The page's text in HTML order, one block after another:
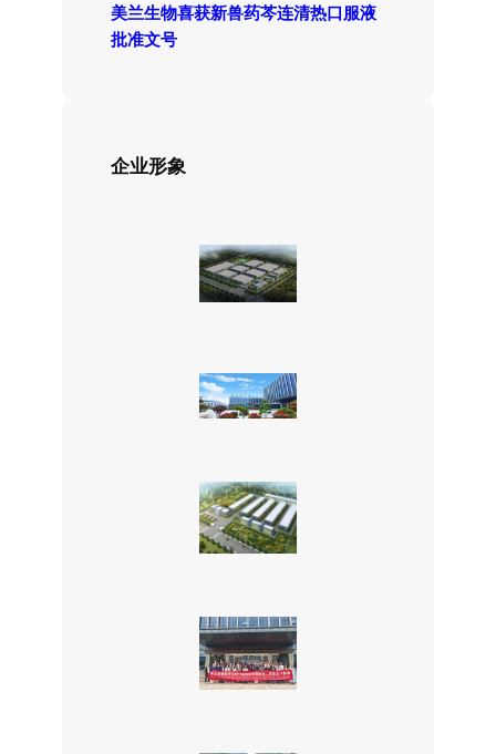
美兰生物喜获新兽药芩连清热口服液
批准文号
企业形象